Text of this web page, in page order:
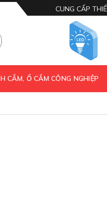
CUNG CẤP
CẮM, Ổ CẮM CÔNG NGHIỆP